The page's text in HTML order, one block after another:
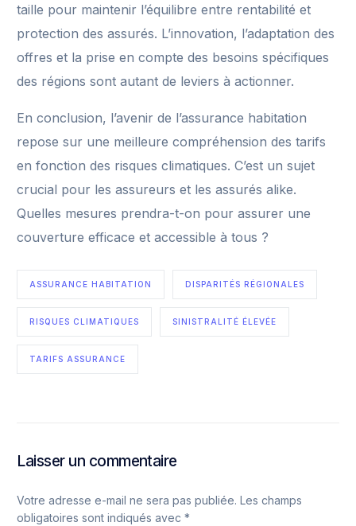
taille pour maintenir l’équilibre entre rentabilité et
protection des assurés. L’innovation, l’adaptation des
offres et la prise en compte des besoins spécifiques
des régions sont autant de leviers à actionner.
En conclusion, l’avenir de l’assurance habitation
repose sur une meilleure compréhension des tarifs
en fonction des risques climatiques. C’est un sujet
crucial pour les assureurs et les assurés alike.
Quelles mesures prendra-t-on pour assurer une
couverture efficace et accessible à tous ?
ASSURANCE HABITATION DISPARITÉS RÉGIONALES
RISQUES CLIMATIQUES SINISTRALITÉ ÉLEVÉE
TARIFS ASSURANCE
Laisser un commentaire
Votre adresse e-mail ne sera pas publiée. Les champs
obligatoires sont indiqués avec*